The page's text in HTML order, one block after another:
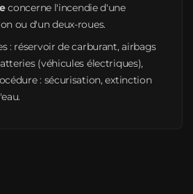
concerne l'incendie d'une
ou d'un deux-roues.
: réservoir de carburant, airbags
(véhicules électriques),
: sécurisation, extinction